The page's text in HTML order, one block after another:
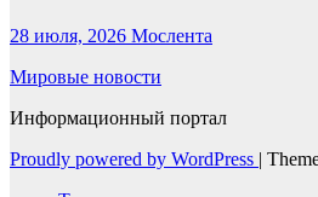
28 июля, 2026 Мослента
Мировые новости
Информационный портал
Proudly powered by WordPress |